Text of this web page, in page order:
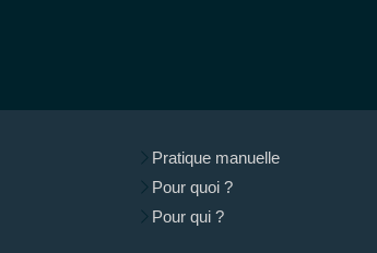
Pratique manuelle
Pour quoi ?
Pour qui ?